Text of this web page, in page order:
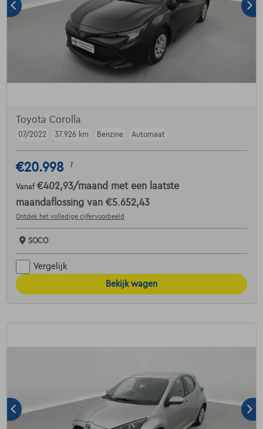
Toyota Corolla
07/2022 37.926 km Benzine Automaat
€20.998 1
Vanaf €402,93/maand met een laatste
maandaflossing van €5.652,43
Ontdek het volledige cijfervoorbeeld
SOCO
Vergelijk
Bekijk wagen